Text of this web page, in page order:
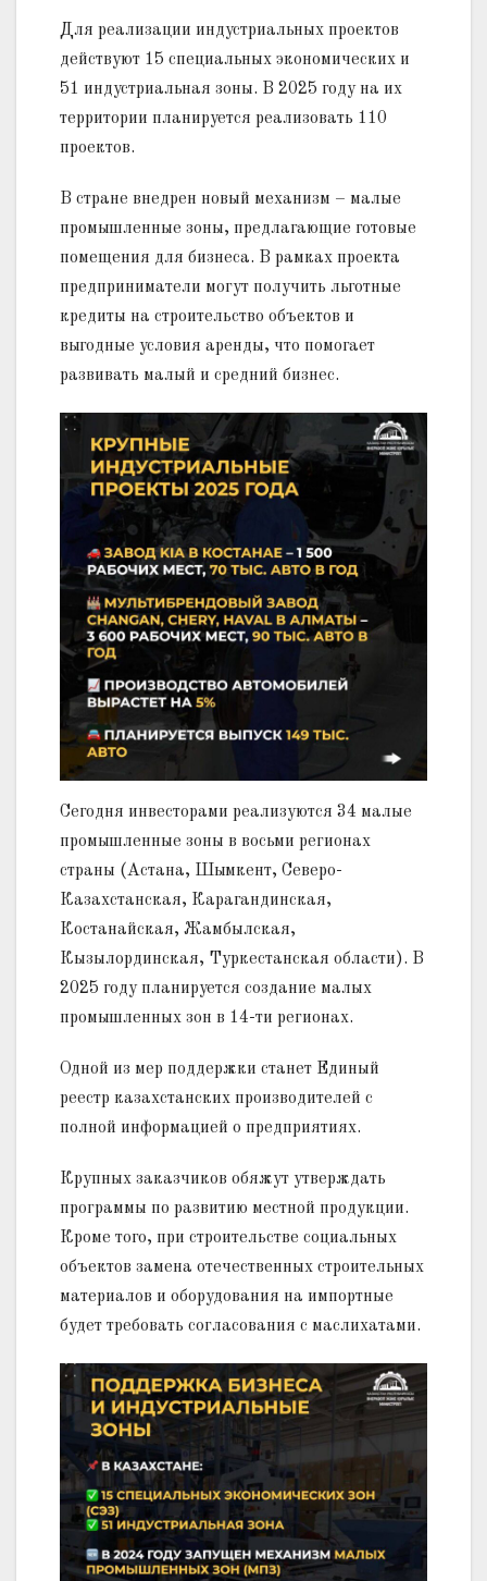
Для реализации индустриальных проектов
действуют 15 специальных экономических и
51 индустриальная зоны. В 2025 году на их
территории планируется реализовать 110
проектов.
В стране внедрен новый механизм – малые
промышленные зоны, предлагающие готовые
помещения для бизнеса. В рамках проекта
предприниматели могут получить льготные
кредиты на строительство объектов и
выгодные условия аренды, что помогает
развивать малый и средний бизнес.
Сегодня инвесторами реализуются 34 малые
промышленные зоны в восьми регионах
страны (Астана, Шымкент, Северо-
Казахстанская, Карагандинская,
Костанайская, Жамбылская,
Кызылординская, Туркестанская области). В
2025 году планируется создание малых
промышленных зон в 14-ти регионах.
Одной из мер поддержки станет Единый
реестр казахстанских производителей с
полной информацией о предприятиях.
Крупных заказчиков обяжут утверждать
программы по развитию местной продукции.
Кроме того, при строительстве социальных
объектов замена отечественных строительных
материалов и оборудования на импортные
будет требовать согласования с маслихатами.